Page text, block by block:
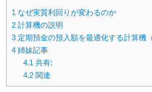
1 なぜ実質利回りが変わるのか
2 計算機の説明
3 定期預金の預入額を最適化する計算機
4 姉妹記事
4.1 共有:
4.2関連